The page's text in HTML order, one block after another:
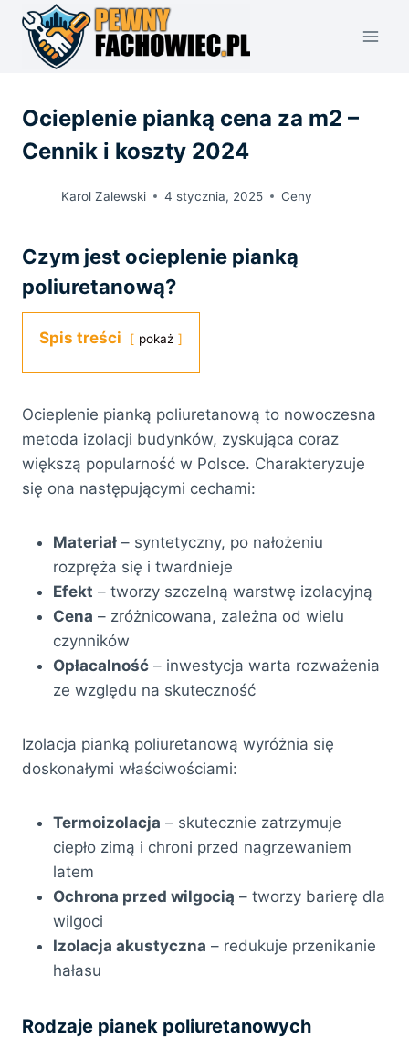
Przejdź
treści
Ocieplenie pianką cena za m2 –
Cennik i koszty 2024
Karol Zalewski 4 stycznia, 2025 Ceny
Czym jest ocieplenie pianką
poliuretanową?
Spis treści pokaż
Ocieplenie pianką poliuretanową to nowoczesna
metoda izolacji budynków, zyskująca coraz
większą popularność w Polsce. Charakteryzuje
się ona następującymi cechami:
Materiał – syntetyczny, po nałożeniu
rozpręża się i twardnieje
Efekt – tworzy szczelną warstwę izolacyjną
Cena – zróżnicowana, zależna od wielu
czynników
Opłacalność – inwestycja warta rozważenia
ze względu na skuteczność
Izolacja pianką poliuretanową wyróżnia się
doskonałymi właściwościami:
Termoizolacja – skutecznie zatrzymuje
ciepło zimą i chroni przed nagrzewaniem
latem
Ochrona przed wilgocią – tworzy barierę dla
wilgoci
Izolacja akustyczna – redukuje przenikanie
hałasu
Rodzaje pianek poliuretanowych